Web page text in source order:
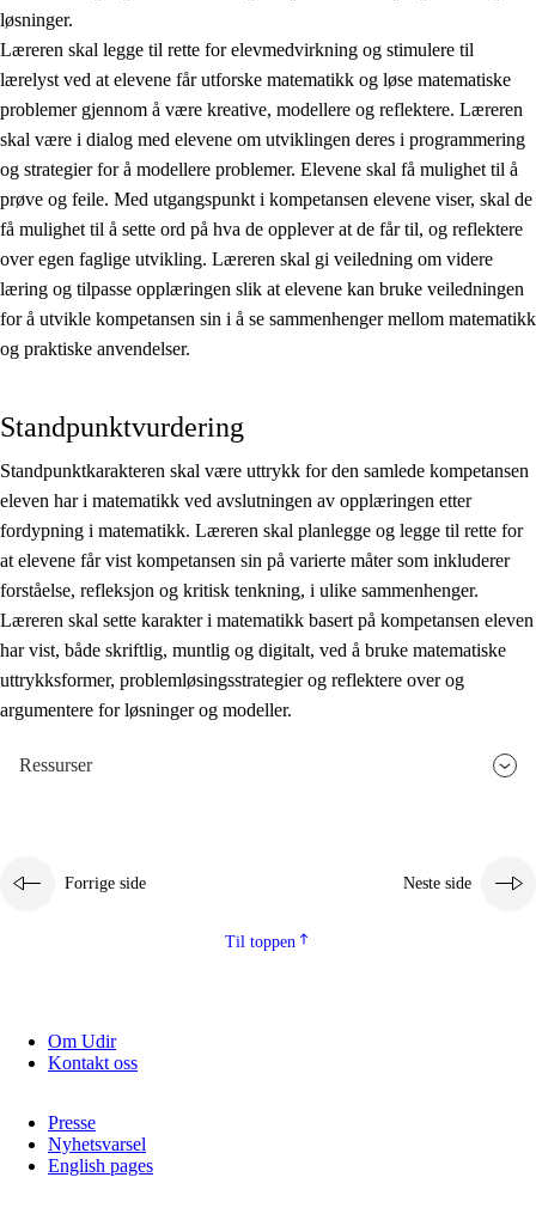
løsninger.
Læreren skal legge til rette for elevmedvirkning og stimulere til
lærelyst ved at elevene får utforske matematikk og løse matematiske
problemer gjennom å være kreative, modellere og reflektere. Læreren
skal være i dialog med elevene om utviklingen deres i programmering
og strategier for å modellere problemer. Elevene skal få mulighet til å
prøve og feile. Med utgangspunkt i kompetansen elevene viser, skal de
få mulighet til å sette ord på hva de opplever at de får til, og reflektere
over egen faglige utvikling. Læreren skal gi veiledning om videre
læring og tilpasse opplæringen slik at elevene kan bruke veiledningen
for å utvikle kompetansen sin i å se sammenhenger mellom matematikk
og praktiske anvendelser.
Standpunktvurdering
Standpunktkarakteren skal være uttrykk for den samlede kompetansen
eleven har i matematikk ved avslutningen av opplæringen etter
fordypning i matematikk. Læreren skal planlegge og legge til rette for
at elevene får vist kompetansen sin på varierte måter som inkluderer
forståelse, refleksjon og kritisk tenkning, i ulike sammenhenger.
Læreren skal sette karakter i matematikk basert på kompetansen eleven
har vist, både skriftlig, muntlig og digitalt, ved å bruke matematiske
uttrykksformer, problemløsingsstrategier og reflektere over og
argumentere for løsninger og modeller.
Ressurser
Forrige side Neste side
Til toppen
Om Udir
Kontakt oss
Presse
Nyhetsvarsel
English pages